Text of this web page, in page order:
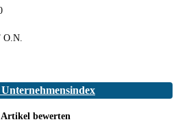
Artikel bewerten